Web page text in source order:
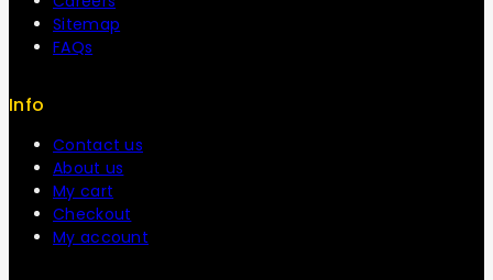
Sitemap
FAQs
Info
Contact us
About us
My cart
Checkout
My account